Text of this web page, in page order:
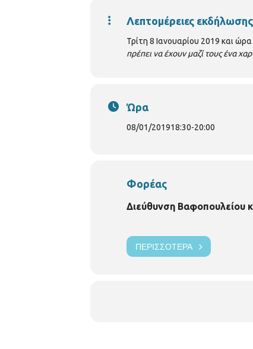
Λεπτομέρειες εκδήλωσης
Τρίτη 8 Ιανουαρίου 2019 και
πρέπει να έχουν μαζί τους ένα
Ώρα
08/01/201918:30-20:00
Φορέας
Διεύθυνση Βαφοπουλείου
ΠΕΡΙΣΣΌΤΕΡΑ